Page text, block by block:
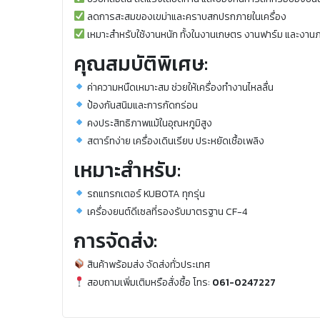
ลดการสะสมของเขม่าและคราบสกปรกภายในเครื่อง
เหมาะสำหรับใช้งานหนัก ทั้งในงานเกษตร งานฟาร์ม และงาน
คุณสมบัติพิเศษ:
ค่าความหนืดเหมาะสม ช่วยให้เครื่องทำงานไหลลื่น
ป้องกันสนิมและการกัดกร่อน
คงประสิทธิภาพแม้ในอุณหภูมิสูง
สตาร์ทง่าย เครื่องเดินเรียบ ประหยัดเชื้อเพลิง
เหมาะสำหรับ:
รถแทรกเตอร์ KUBOTA ทุกรุ่น
เครื่องยนต์ดีเซลที่รองรับมาตรฐาน CF-4
การจัดส่ง:
สินค้าพร้อมส่ง จัดส่งทั่วประเทศ
สอบถามเพิ่มเติมหรือสั่งซื้อ โทร: 061-0247227